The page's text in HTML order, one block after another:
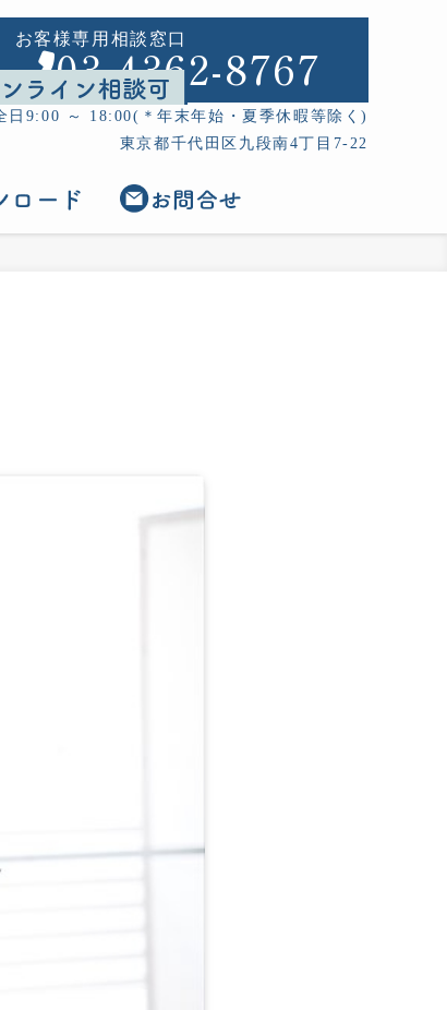
お客様専用相談窓口
03-4362-8767
日9:00 ～ 18:00(＊年末年始・夏季休暇等除く)
東京都千代田区九段南4丁目7-22